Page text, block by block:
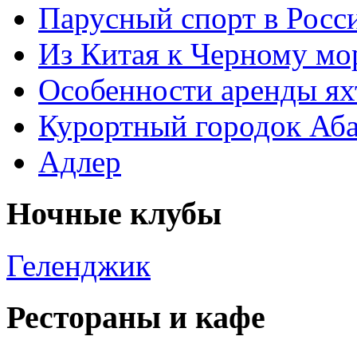
Парусный спорт в
Из Китая к Черному
Особенности аренды
Курортный городок
Адлер
Ночные клубы
Геленджик
Рестораны и кафе